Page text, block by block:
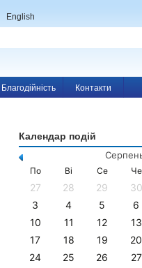
English
Благодійність Контакти
Календар подій
По Ві Се Че
27 28 29 30
3
4 5 6
10
11 12 13
17
18 19 20
24
25 26 27